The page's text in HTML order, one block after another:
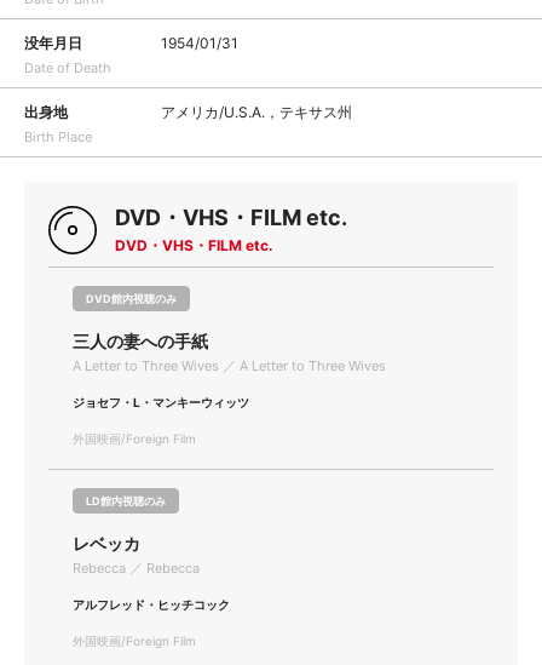
没年月日
Date of Death
1954/01/31
出身地
Birth Place
アメリカ/U.S.A.，テキサス州
DVD・VHS・FILM etc.
DVD・VHS・FILM etc.
DVD館内視聴のみ
三人の妻への手紙
A Letter to Three Wives ／ A Letter to Three Wives
ジョセフ・L・マンキーウィッツ
外国映画/Foreign Film
LD館内視聴のみ
レベッカ
Rebecca ／ Rebecca
アルフレッド・ヒッチコック
外国映画/Foreign Film